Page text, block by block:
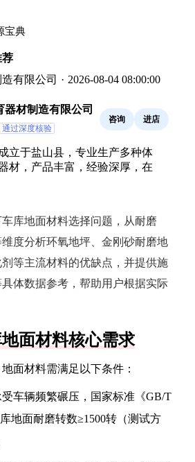
宝典
荐
有限公司 · 2026-08-04 08:00:00
器材制造有限公司
通过深度核验
咨询 进店
立于盐山县，专业生产多种体
材，产品丰富，经验深厚，在
库地面材料选择问题，从耐磨
度分析环氧地坪、金刚砂耐磨地
等主流材料的优缺点，并提供施
体数据参考，帮助用户根据实际
面材料核心需求
面材料需满足以下条件：
车辆频繁碾压，国家标准《GB/T
地面耐磨转数≥1500转（测试方